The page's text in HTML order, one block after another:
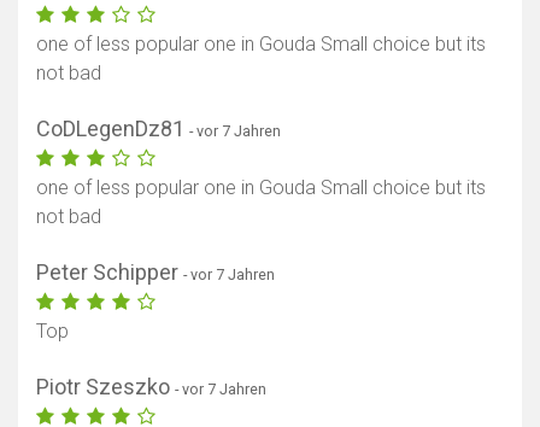
one of less popular one in Gouda Small choice but its
not bad
CoDLegenDz81 - vor 7 Jahren
one of less popular one in Gouda Small choice but its
not bad
Peter Schipper - vor 7 Jahren
Top
Piotr Szeszko - vor 7 Jahren